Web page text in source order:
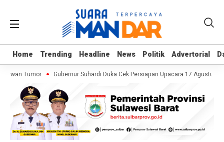
Home Trending Headline News Politik Advertorial
Home Trending Headline News Politik Advertorial
Tumor Gubernur Suhardi Duka Cek Persiapan Upacara 17 Agustus